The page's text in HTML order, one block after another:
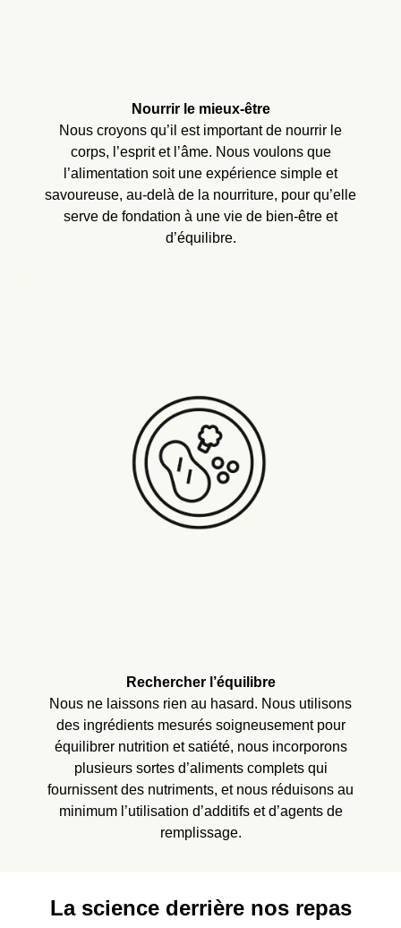
Nourrir le mieux-être
Nous croyons qu’il est important de nourrir le
corps, l’esprit et l’âme. Nous voulons que
l’alimentation soit une expérience simple et
savoureuse, au-delà de la nourriture, pour qu’elle
serve de fondation à une vie de bien-être et
d’équilibre.
Rechercher l’équilibre
Nous ne laissons rien au hasard. Nous utilisons
des ingrédients mesurés soigneusement pour
équilibrer nutrition et satiété, nous incorporons
plusieurs sortes d’aliments complets qui
fournissent des nutriments, et nous réduisons au
minimum l’utilisation d’additifs et d’agents de
remplissage.
La science derrière nos repas